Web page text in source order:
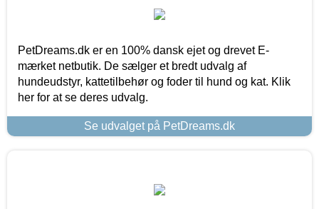
PetDreams.dk er en 100% dansk ejet og drevet E-
mærket netbutik. De sælger et bredt udvalg af
hundeudstyr, kattetilbehør og foder til hund og kat. Klik
her for at se deres udvalg.
Se udvalget på PetDreams.dk